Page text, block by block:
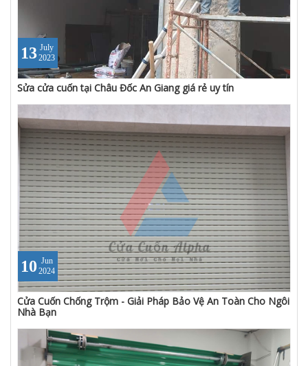
13 July
2023
Sửa cửa cuốn tại Châu Đốc An Giang giá rẻ uy tín
10 Jun
2024
Cửa Cuốn Chống Trộm - Giải Pháp Bảo Vệ An Toàn Cho Ngôi
Nhà Bạn